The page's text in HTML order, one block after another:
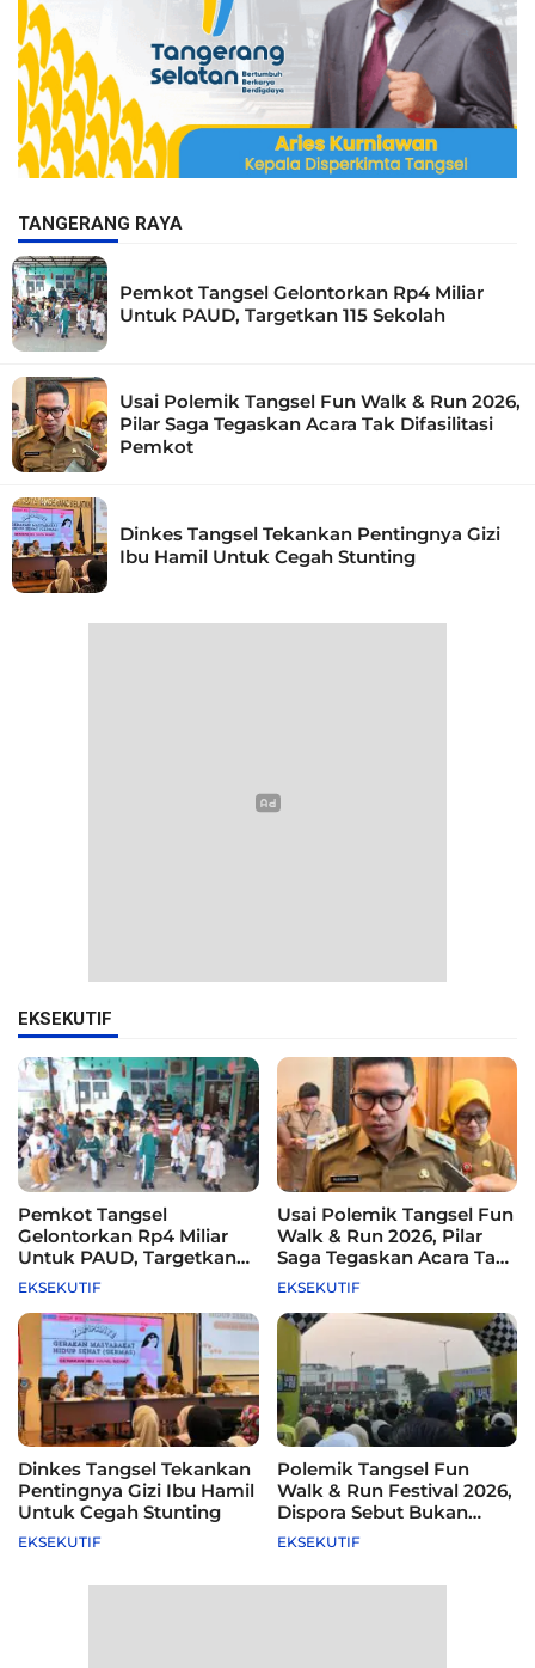
TANGERANG RAYA
Pemkot Tangsel Gelontorkan Rp4 Miliar
Untuk PAUD, Targetkan 115 Sekolah
Usai Polemik Tangsel Fun Walk & Run 2026,
Pilar Saga Tegaskan Acara Tak Difasilitasi
Pemkot
Dinkes Tangsel Tekankan Pentingnya Gizi
Ibu Hamil Untuk Cegah Stunting
EKSEKUTIF
Pemkot Tangsel
Gelontorkan Rp4 Miliar
Untuk PAUD, Targetkan
115 Sekolah
EKSEKUTIF
Usai Polemik Tangsel Fun
Walk & Run 2026, Pilar
Saga Tegaskan Acara Tak
Difasilitasi Pemkot
EKSEKUTIF
Dinkes Tangsel Tekankan
Pentingnya Gizi Ibu Hamil
Untuk Cegah Stunting
EKSEKUTIF
Polemik Tangsel Fun
Walk & Run Festival 2026,
Dispora Sebut Bukan
Agenda Pemkot
EKSEKUTIF